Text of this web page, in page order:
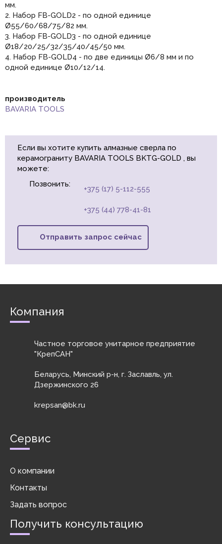
мм.
2. Набор FB-GOLD2 - по одной единице
Ø55/60/68/75/82 мм.
3. Набор FB-GOLD3 - по одной единице
Ø18/20/25/32/35/40/45/50 мм.
4. Набор FB-GOLD4 - по две единицы Ø6/8 мм и по
одной единице Ø10/12/14.
производитель
BAVARIA TOOLS
Если вы хотите купить алмазные сверла по
керамограниту BAVARIA TOOLS BKTG-GOLD , вы
можете:
Позвонить:
+375 (17) 5-112-555
+375 (44) 778-41-81
Отправить запрос сейчас
Компания
Частное торговое унитарное предприятие
"КрепСАН"
Беларусь, Минский р-н, г. Заславль, ул.
Дзержинского 26
krepsan@bk.ru
Сервис
О компании
Контакты
Задать вопрос
Получить консультацию